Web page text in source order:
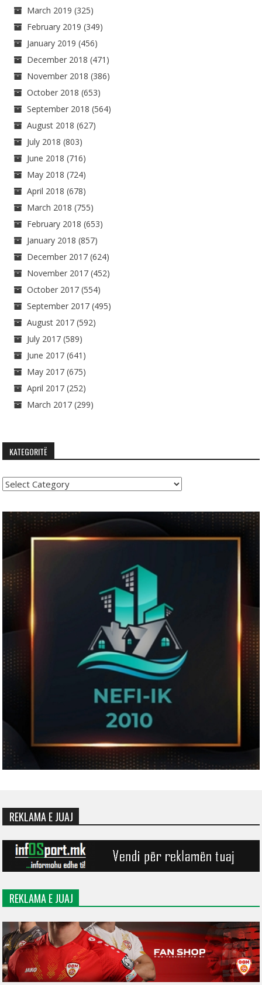
March 2019 (325)
February 2019 (349)
January 2019 (456)
December 2018 (471)
November 2018 (386)
October 2018 (653)
September 2018 (564)
August 2018 (627)
July 2018 (803)
June 2018 (716)
May 2018 (724)
April 2018 (678)
March 2018 (755)
February 2018 (653)
January 2018 (857)
December 2017 (624)
November 2017 (452)
October 2017 (554)
September 2017 (495)
August 2017 (592)
July 2017 (589)
June 2017 (641)
May 2017 (675)
April 2017 (252)
March 2017 (299)
KATEGORITË
Kategoritë
REKLAMA E JUAJ
REKLAMA E JUAJ